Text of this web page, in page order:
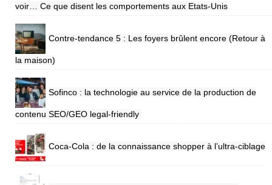
voir… Ce que disent les comportements aux Etats-Unis
Contre-tendance 5 : Les foyers brûlent encore (Retour à
la maison)
Sofinco : la technologie au service de la production de
contenu SEO/GEO legal-friendly
Coca-Cola : de la connaissance shopper à l’ultra-ciblage